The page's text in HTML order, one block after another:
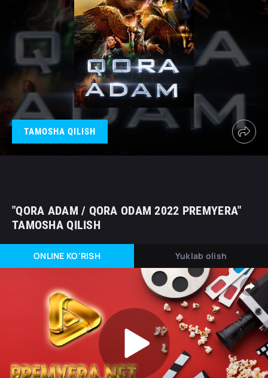
TAMOSHA QILISH
"QORA ADAM / QORA ODAM 2022 PREMYERA"
TAMOSHA QILISH
ONLINE KO'RISH Yuklab olish